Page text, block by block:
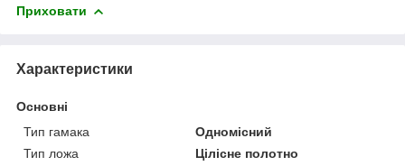
Приховати
Характеристики
Основні
Тип гамака
Одномісний
Тип ложа
Цілісне полотно